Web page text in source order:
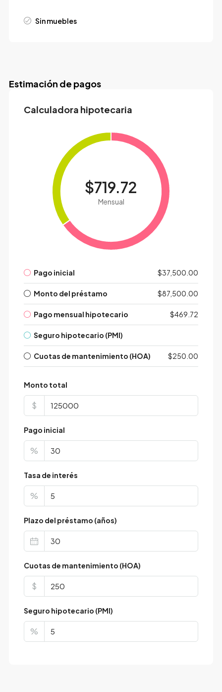
Sin muebles
Estimación de pagos
Calculadora hipotecaria
$719.72
Mensual
Pago inicial $37,500.00
Monto del préstamo $87,500.00
Pago mensual hipotecario $469.72
Seguro hipotecario (PMI)
Cuotas de mantenimiento (HOA) $250.00
Monto total
$
Pago inicial
%
Tasa de interés
%
Plazo del préstamo (años)
Cuotas de mantenimiento (HOA)
$
Seguro hipotecario (PMI)
%